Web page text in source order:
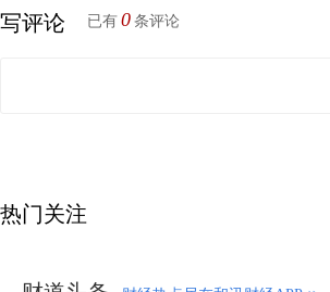
写评论 已有 0 条评论
热门关注